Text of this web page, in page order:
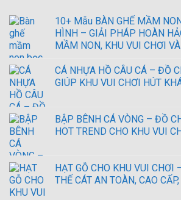
10+ Mẫu BÀN GHẾ MẦM
HÌNH – GIẢI PHÁP HOÀN
MẦM NON, KHU VUI CHƠI
CÁ NHỰA HỒ CÂU CÁ – ĐỒ
GIÚP KHU VUI CHƠI HÚT
BẬP BÊNH CÁ VÒNG – ĐỒ
HOT TREND CHO KHU VUI
HẠT GỖ CHO KHU VUI CHƠI
THẾ CÁT AN TOÀN, CAO